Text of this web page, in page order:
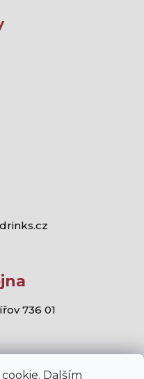
Dalším
736 01